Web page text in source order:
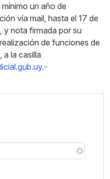
un año de
vía mail, hasta el 17 de
y nota firmada por su
de funciones de
la casilla